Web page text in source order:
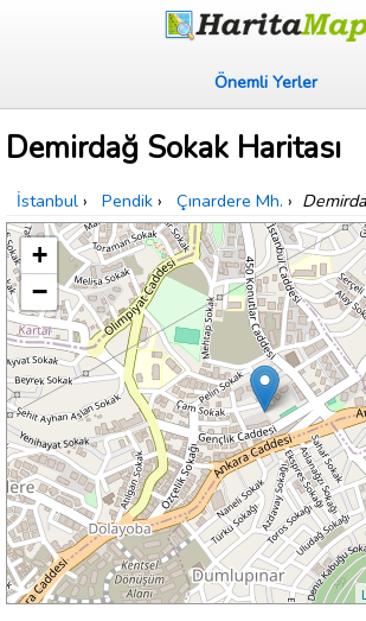
Önemli Yerler
Demirdağ Sokak Haritası
İstanbul › Pendik › Çınardere Mh. ›
+
−